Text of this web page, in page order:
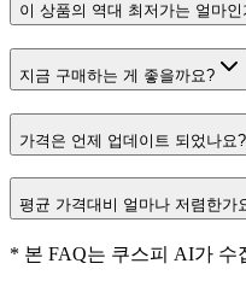
이 상품의 역대 최저가는 얼마인
지금 구매하는 게 좋을까요?
가격은 언제 업데이트 되었나요?
평균 가격대비 얼마나 저렴한가
* 본 FAQ는 쿠스피 AI가 수